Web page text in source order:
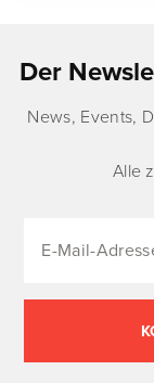
Der
News, Events,
Alle